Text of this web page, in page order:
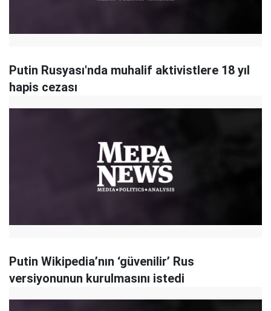
Putin Rusyası'nda muhalif aktivistlere 18 yıl
hapis cezası
Putin Wikipedia’nın ‘güvenilir’ Rus
versiyonunun kurulmasını istedi